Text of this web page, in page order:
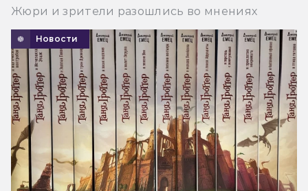
Жюри и зрители разошлись во мнениях
Новости